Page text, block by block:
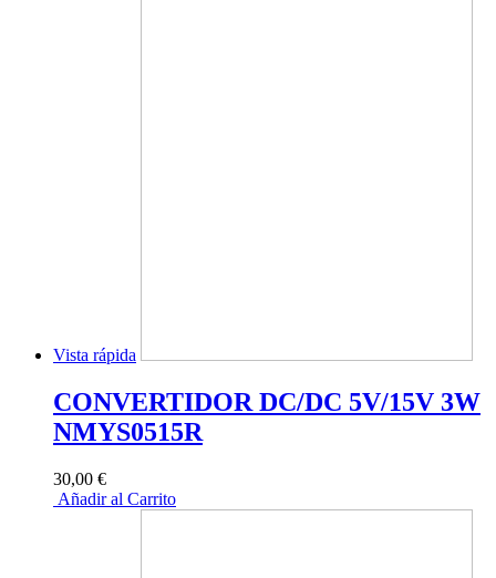
Vista rápida
CONVERTIDOR DC/DC 5V/15V 3W
NMYS0515R
30,00 €
Añadir al Carrito